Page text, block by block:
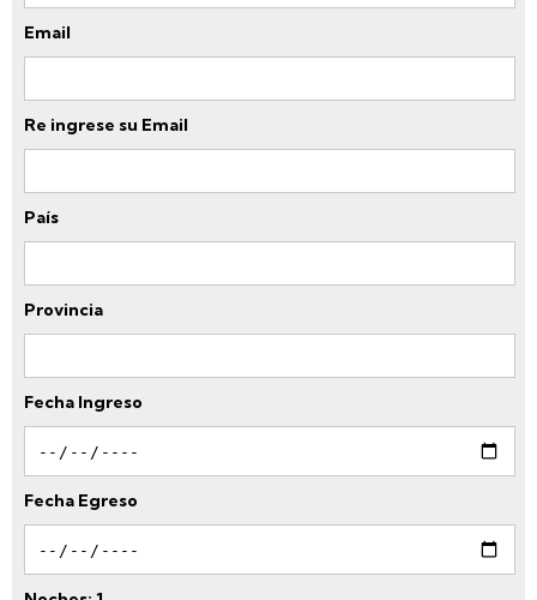
Email
Re ingrese su Email
País
Provincia
Fecha Ingreso
Fecha Egreso